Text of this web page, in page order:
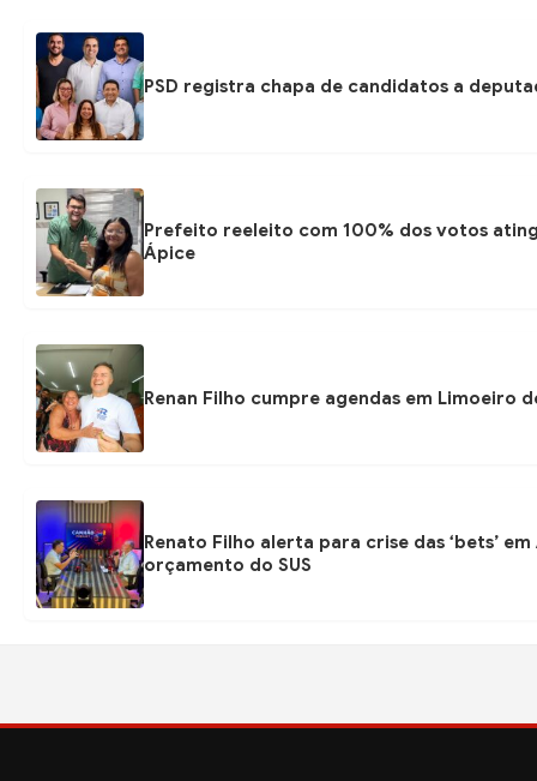
PSD registra chapa de candidatos a
Prefeito reeleito com 100% dos votos
Ápice
Renan Filho cumpre agendas em Limoeiro
Renato Filho alerta para crise das ‘bets’
orçamento do SUS